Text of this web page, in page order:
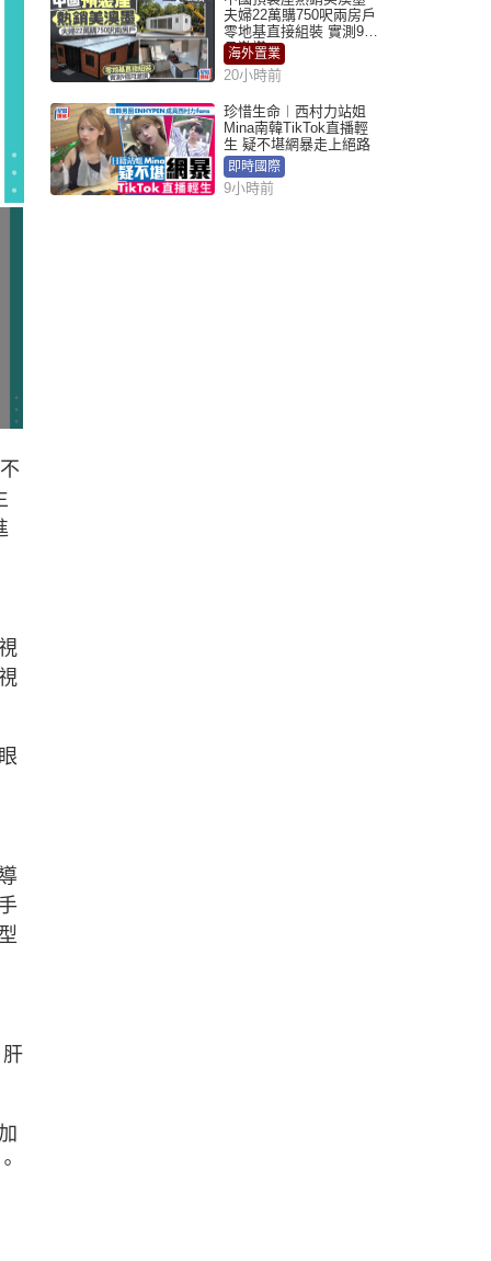
夫婦22萬購750呎兩房戶
零地基直接組裝 實測9個
月激讚
海外置業
20小時前
珍惜生命︱西村力站姐
Mina南韓TikTok直播輕
生 疑不堪網暴走上絕路
即時國際
9小時前